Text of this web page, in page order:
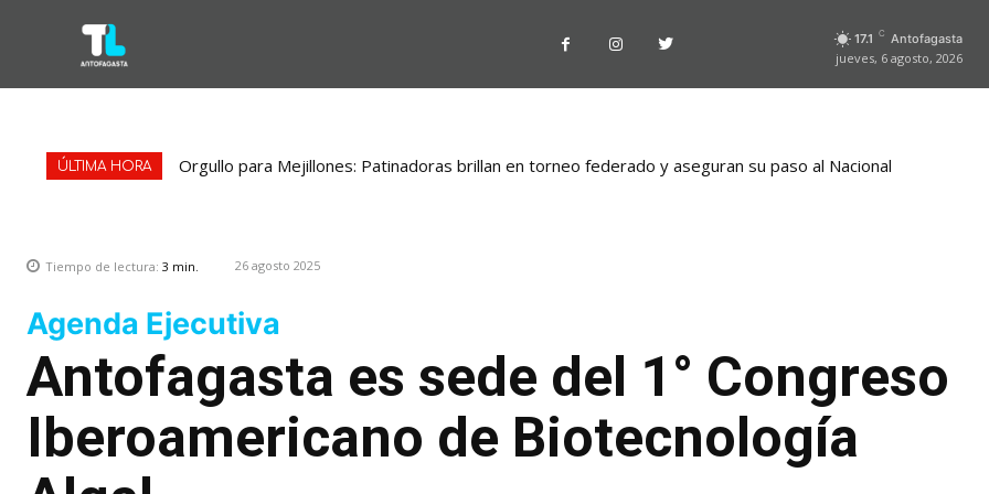
17.1 C Antofagasta
jueves, 6 agosto, 2026
ÚLTIMA HORA Orgullo para Mejillones: Patinadoras brillan en torneo federado y aseguran su paso al Nacional
Tiempo de lectura: 3 min. 26 agosto 2025
Agenda Ejecutiva
Antofagasta es sede del 1° Congreso
Iberoamericano de Biotecnología